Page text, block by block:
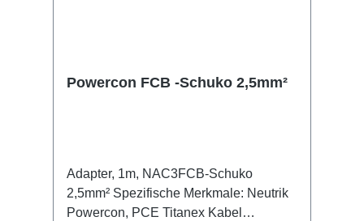
Powercon FCB -Schuko 2,5mm²
Adapter, 1m, NAC3FCB-Schuko
2,5mm² Spezifische Merkmale: Neutrik
Powercon, PCE Titanex Kabel